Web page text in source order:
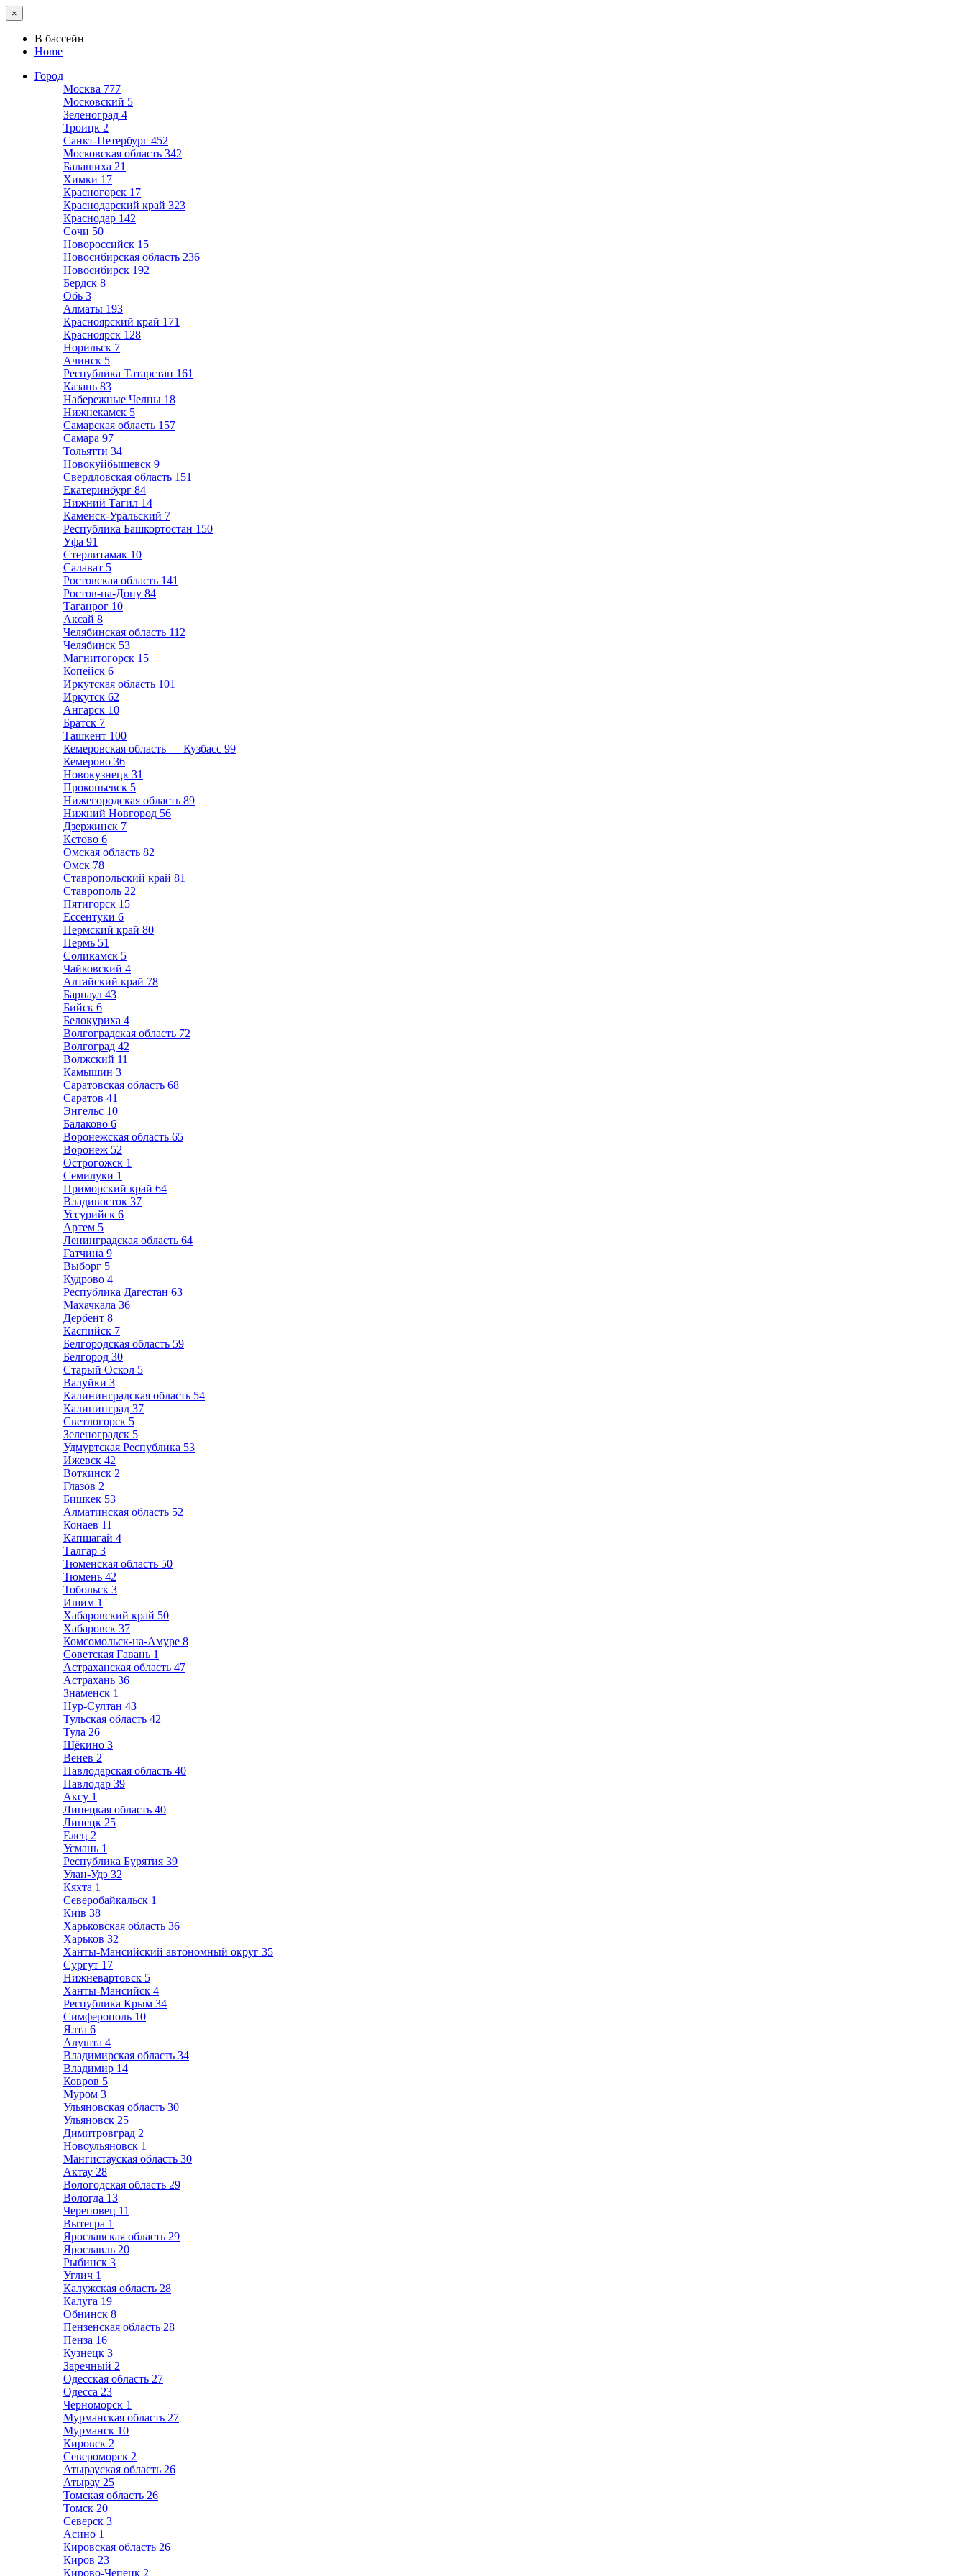
×
В бассейн
Home
Город
Москва 777
Московский 5
Зеленоград 4
Троицк 2
Санкт-Петербург 452
Московская область 342
Балашиха 21
Химки 17
Красногорск 17
Краснодарский край 323
Краснодар 142
Сочи 50
Новороссийск 15
Новосибирская область 236
Новосибирск 192
Бердск 8
Обь 3
Алматы 193
Красноярский край 171
Красноярск 128
Норильск 7
Ачинск 5
Республика Татарстан 161
Казань 83
Набережные Челны 18
Нижнекамск 5
Самарская область 157
Самара 97
Тольятти 34
Новокуйбышевск 9
Свердловская область 151
Екатеринбург 84
Нижний Тагил 14
Каменск-Уральский 7
Республика Башкортостан 150
Уфа 91
Стерлитамак 10
Салават 5
Ростовская область 141
Ростов-на-Дону 84
Таганрог 10
Аксай 8
Челябинская область 112
Челябинск 53
Магнитогорск 15
Копейск 6
Иркутская область 101
Иркутск 62
Ангарск 10
Братск 7
Ташкент 100
Кемеровская область — Кузбасс 99
Кемерово 36
Новокузнецк 31
Прокопьевск 5
Нижегородская область 89
Нижний Новгород 56
Дзержинск 7
Кстово 6
Омская область 82
Омск 78
Ставропольский край 81
Ставрополь 22
Пятигорск 15
Ессентуки 6
Пермский край 80
Пермь 51
Соликамск 5
Чайковский 4
Алтайский край 78
Барнаул 43
Бийск 6
Белокуриха 4
Волгоградская область 72
Волгоград 42
Волжский 11
Камышин 3
Саратовская область 68
Саратов 41
Энгельс 10
Балаково 6
Воронежская область 65
Воронеж 52
Острогожск 1
Семилуки 1
Приморский край 64
Владивосток 37
Уссурийск 6
Артем 5
Ленинградская область 64
Гатчина 9
Выборг 5
Кудрово 4
Республика Дагестан 63
Махачкала 36
Дербент 8
Каспийск 7
Белгородская область 59
Белгород 30
Старый Оскол 5
Валуйки 3
Калининградская область 54
Калининград 37
Светлогорск 5
Зеленоградск 5
Удмуртская Республика 53
Ижевск 42
Воткинск 2
Глазов 2
Бишкек 53
Алматинская область 52
Конаев 11
Капшагай 4
Талгар 3
Тюменская область 50
Тюмень 42
Тобольск 3
Ишим 1
Хабаровский край 50
Хабаровск 37
Комсомольск-на-Амуре 8
Советская Гавань 1
Астраханская область 47
Астрахань 36
Знаменск 1
Нур-Султан 43
Тульская область 42
Тула 26
Щёкино 3
Венев 2
Павлодарская область 40
Павлодар 39
Аксу 1
Липецкая область 40
Липецк 25
Елец 2
Усмань 1
Республика Бурятия 39
Улан-Удэ 32
Кяхта 1
Северобайкальск 1
Київ 38
Харьковская область 36
Харьков 32
Ханты-Мансийский автономный округ 35
Сургут 17
Нижневартовск 5
Ханты-Мансийск 4
Республика Крым 34
Симферополь 10
Ялта 6
Алушта 4
Владимирская область 34
Владимир 14
Ковров 5
Муром 3
Ульяновская область 30
Ульяновск 25
Димитровград 2
Новоульяновск 1
Мангистауская область 30
Актау 28
Вологодская область 29
Вологда 13
Череповец 11
Вытегра 1
Ярославская область 29
Ярославль 20
Рыбинск 3
Углич 1
Калужская область 28
Калуга 19
Обнинск 8
Пензенская область 28
Пенза 16
Кузнецк 3
Заречный 2
Одесская область 27
Одесса 23
Черноморск 1
Мурманская область 27
Мурманск 10
Кировск 2
Североморск 2
Атырауская область 26
Атырау 25
Томская область 26
Томск 20
Северск 3
Асино 1
Кировская область 26
Киров 23
Кирово-Чепецк 2